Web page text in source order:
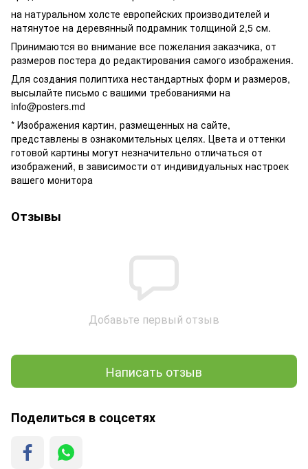
на натуральном холсте европейских производителей и
натянутое на деревянный подрамник толщиной 2,5 см.
Принимаются во внимание все пожелания заказчика, от
размеров постера до редактирования самого изображения.
Для создания полиптиха нестандартных форм и размеров,
высылайте письмо c вашими требованиями на
info@posters.md
* Изображения картин, размещенных на сайте,
представлены в ознакомительных целях. Цвета и оттенки
готовой картины могут незначительно отличаться от
изображений, в зависимости от индивидуальных настроек
вашего монитора
Отзывы
Добавьте первый отзыв
Написать отзыв
Поделиться в соцсетях